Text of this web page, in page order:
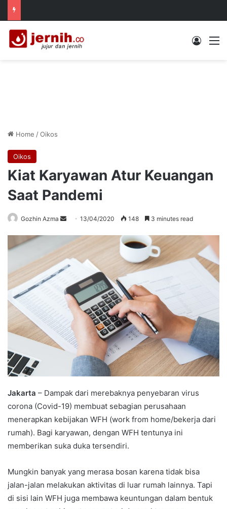
Log In
Home /Oikos
Oikos
Kiat Karyawan Atur Keuangan
Saat Pandemi
Gozhin Azma
Send
email
13/04/2020 148 3 minutes read
Jakarta – Dampak dari merebaknya penyebaran virus
corona (Covid-19) membuat sebagian perusahaan
menerapkan kebijakan WFH (work from home/bekerja dari
rumah). Bagi karyawan, dengan WFH tentunya ini
memberikan suka duka tersendiri.
Mungkin banyak yang merasa bosan karena tidak bisa
jalan-jalan melakukan aktivitas di luar rumah lainnya. Tapi
di sisi lain WFH juga membawa keuntungan dalam bentuk